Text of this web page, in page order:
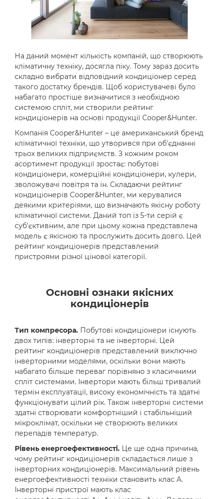
На даний момент кількість компаній, що створюють
кліматичну техніку, досягла піку. Тому зараз досить
складно вибрати відповідний кондиціонер серед
такого достатку брендів. Щоб користувачеві було
набагато простіше визначитися з необхідною
системою спліт, ми створили рейтинг
кондиціонерів на основі продукції Cooper&Hunter.
Компанія Cooper&Hunter – це американський бренд
кліматичної техніки, що утворився при об'єднанні
трьох великих підприємств. З кожним роком
асортимент продукції зростає: побутові
кондиціонери, комерційні кондиціонери, кулери,
зволожувачі повітря та ін. Складаючи рейтинг
кондиціонерів Cooper&Hunter, ми керувалися
деякими критеріями, що визначають якісну роботу
кліматичної системи. Даний топ із 5-ти серій є
суб'єктивним, але при цьому кожна представлена ​​
модель є якісною та прослужить досить довго. Цей
рейтинг кондиціонерів представлений
пристроями різної цінової категорії.
Основні ознаки якісних
кондиціонерів
Тип компресора. Побутові кондиціонери існують
двох типів: інверторні та не інверторні. Цей
рейтинг кондиціонерів представлений виключно
інверторними моделями, оскільки вони мають
набагато більше переваг порівняно з класичними
спліт системами. Інвертори мають більш тривалий
термін експлуатації, високу економічність та здатні
функціонувати цілий рік. Також інверторні системи
здатні створювати комфортніший і стабільніший
мікроклімат, оскільки не створюють великих
перепадів температур.
Рівень енергоефективності. Це ще одна причина,
чому рейтинг кондиціонерів складається лише з
інверторних кондиціонерів. Максимальний рівень
енергоефективності техніки становить клас А.
Інверторні пристрої мають клас